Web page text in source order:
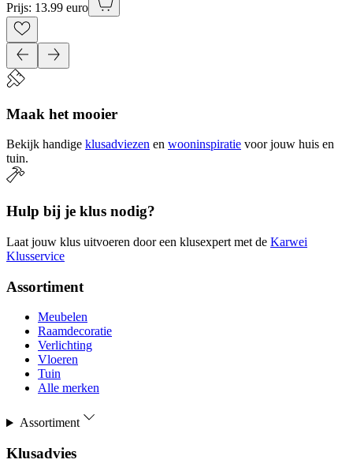
Prijs: 13.99 euro
Maak het mooier
Bekijk handige klusadviezen en wooninspiratie voor jouw huis en
tuin.
Hulp bij je klus nodig?
Laat jouw klus uitvoeren door een klusexpert met de Karwei
Klusservice
Assortiment
Meubelen
Raamdecoratie
Verlichting
Vloeren
Tuin
Alle merken
Assortiment
Klusadvies